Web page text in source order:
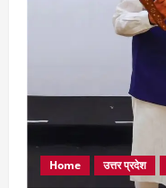
Home उत्तर प्रदेश